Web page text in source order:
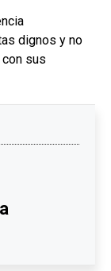
dignos y no
sus